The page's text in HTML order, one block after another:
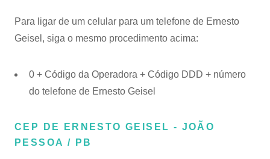
Para ligar de um celular para um telefone de Ernesto
Geisel, siga o mesmo procedimento acima:
0 + Código da Operadora + Código DDD + número
do telefone de Ernesto Geisel
CEP DE ERNESTO GEISEL - JOÃO
PESSOA / PB